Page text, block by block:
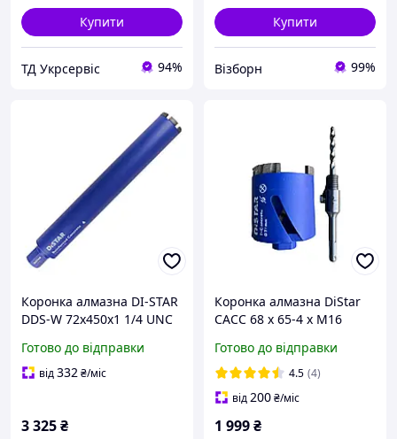
Купити
ТД Укрсервіс 94%
Купити
Візборн 99%
Коронка алмазна DI-STAR
DDS-W 72x450x1 1/4 UNC
(17903094080)
Готово до відправки
від332₴/міс
3 325₴
Коронка алмазна DiStar
САСС 68 x 65-4 х М16
під свердло
Готово до відправки
4.5 (4)
від200₴/міс
1 999₴